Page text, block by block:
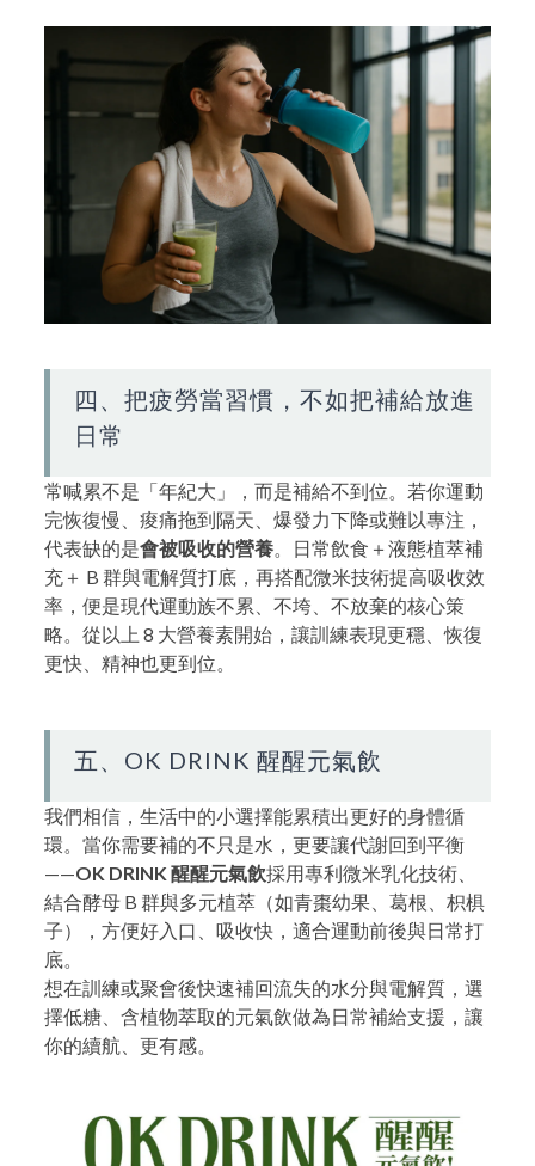
四、把疲勞當習慣，不如把補給放進
日常
常喊累不是「年紀大」，而是補給不到位。若你運動
完恢復慢、痠痛拖到隔天、爆發力下降或難以專注，
代表缺的是會被吸收的營養。日常飲食＋液態植萃補
充＋ B 群與電解質打底，再搭配微米技術提高吸收效
率，便是現代運動族不累、不垮、不放棄的核心策
略。從以上 8 大營養素開始，讓訓練表現更穩、恢復
更快、精神也更到位。
五、OK DRINK 醒醒元氣飲
我們相信，生活中的小選擇能累積出更好的身體循
環。當你需要補的不只是水，更要讓代謝回到平衡
——OK DRINK 醒醒元氣飲採用專利微米乳化技術、
結合酵母 B 群與多元植萃（如青棗幼果、葛根、枳椇
子），方便好入口、吸收快，適合運動前後與日常打
底。
想在訓練或聚會後快速補回流失的水分與電解質，選
擇低糖、含植物萃取的元氣飲做為日常補給支援，讓
你的續航、更有感。